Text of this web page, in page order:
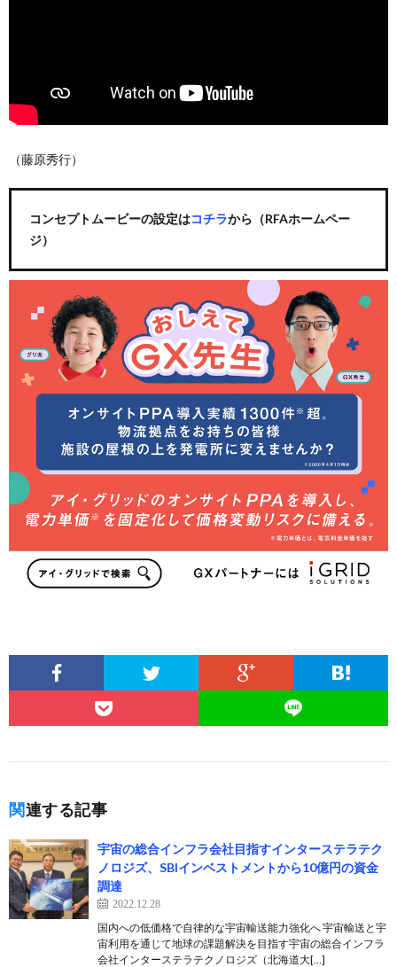
（藤原秀行）
コンセプトムービーの設定はコチラから（RFAホームペー
ジ）
関連する記事
宇宙の総合インフラ会社目指すインターステラテク
ノロジズ、SBIインベストメントから10億円の資金
調達
2022.12.28
国内への低価格で自律的な宇宙輸送能力強化へ 宇宙輸送と宇
宙利用を通じて地球の課題解決を目指す宇宙の総合インフラ
会社インターステラテクノロジズ（北海道⼤[…]